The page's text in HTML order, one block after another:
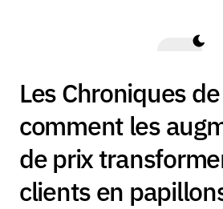
Les Chroniques
comment les
de prix
clients en